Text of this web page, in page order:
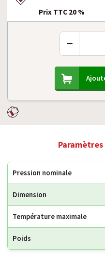
Prix TTC 20 %
−
Pression nominale
Dimension
Température maximale
Poids